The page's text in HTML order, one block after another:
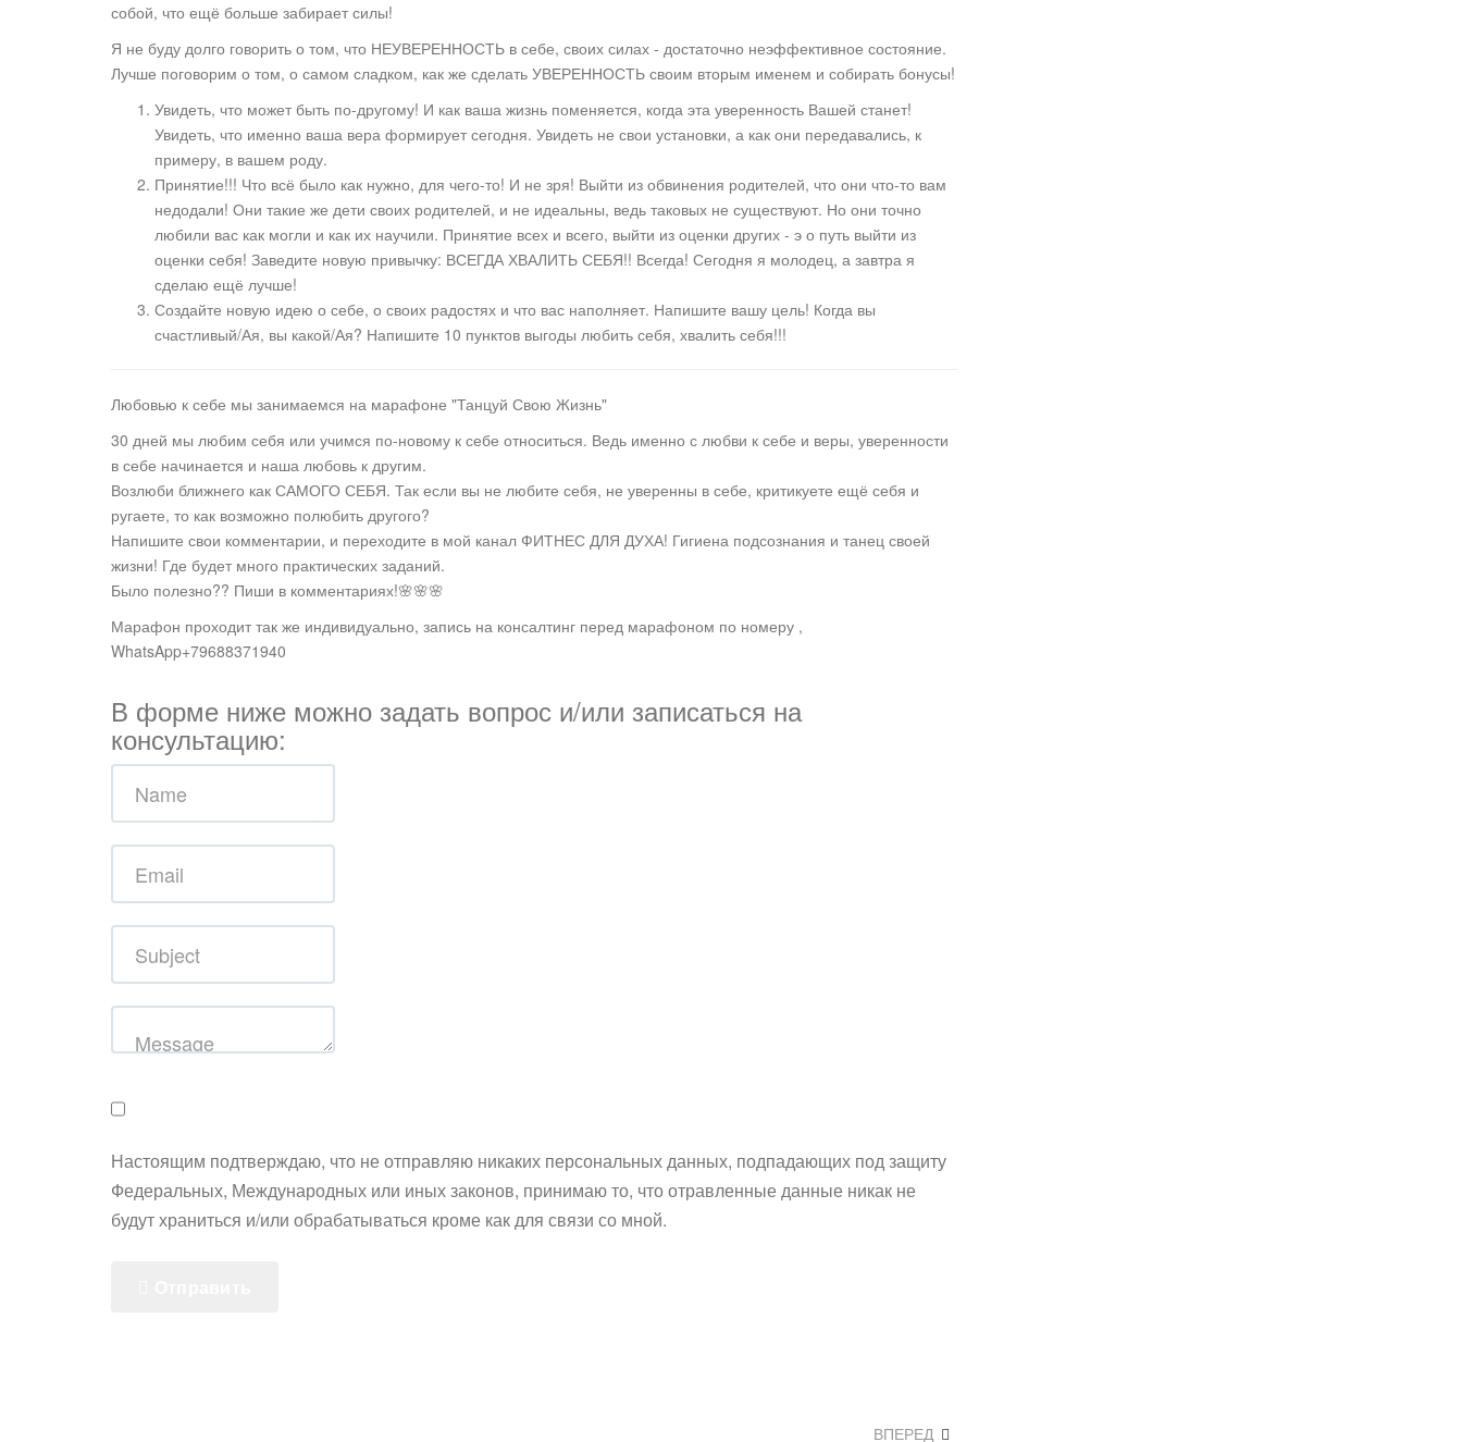
собой, что ещё больше забирает силы!
Я не буду долго говорить о том, что НЕУВЕРЕННОСТЬ в себе, своих силах - достаточно неэффективное состояние.
Лучше поговорим о том, о самом сладком, как же сделать УВЕРЕННОСТЬ своим вторым именем и собирать бонусы!
Увидеть, что может быть по-другому! И как ваша жизнь поменяется, когда эта уверенность Вашей станет!
Увидеть, что именно ваша вера формирует сегодня. Увидеть не свои установки, а как они передавались, к
примеру, в вашем роду.
Принятие!!! Что всё было как нужно, для чего-то! И не зря! Выйти из обвинения родителей, что они что-то вам
недодали! Они такие же дети своих родителей, и не идеальны, ведь таковых не существуют. Но они точно
любили вас как могли и как их научили. Принятие всех и всего, выйти из оценки других - э о путь выйти из
оценки себя! Заведите новую привычку: ВСЕГДА ХВАЛИТЬ СЕБЯ!! Всегда! Сегодня я молодец, а завтра я
сделаю ещё лучше!
Создайте новую идею о себе, о своих радостях и что вас наполняет. Напишите вашу цель! Когда вы
счастливый/Ая, вы какой/Ая? Напишите 10 пунктов выгоды любить себя, хвалить себя!!!
Любовью к себе мы занимаемся на марафоне "Танцуй Свою Жизнь"
30 дней мы любим себя или учимся по-новому к себе относиться. Ведь именно с любви к себе и веры, уверенности
в себе начинается и наша любовь к другим.
Возлюби ближнего как САМОГО СЕБЯ. Так если вы не любите себя, не уверенны в себе, критикуете ещё себя и
ругаете, то как возможно полюбить другого?
Напишите свои комментарии, и переходите в мой канал ФИТНЕС ДЛЯ ДУХА! Гигиена подсознания и танец своей
жизни! Где будет много практических заданий.
Было полезно?? Пиши в комментариях!🌸🌸🌸
Марафон проходит так же индивидуально, запись на консалтинг перед марафоном по номеру ,
WhatsApp+79688371940
В форме ниже можно задать вопрос и/или записаться на
консультацию:
Настоящим подтверждаю, что не отправляю никаких персональных данных, подпадающих под защиту
Федеральных, Международных или иных законов, принимаю то, что отравленные данные никак не
будут храниться и/или обрабатываться кроме как для связи со мной.
ВПЕРЕД